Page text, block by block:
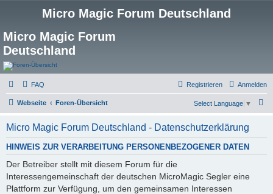
Micro Magic Forum Deutschland
Micro Magic Forum
Deutschland
FAQ Anmelden
Registrieren
Webseite Foren-Übersicht Select Language ▼
Micro Magic Forum Deutschland - Datenschutzerklärung
HINWEIS ZUR VERARBEITUNG PERSONENBEZOGENER DATEN
Der Betreiber stellt mit diesem Forum für die
Interessengemeinschaft der deutschen MicroMagic Segler eine
Plattform zur Verfügung, um den gemeinsamen Interessen